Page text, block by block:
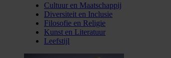
Cultuur en Maatschappij
Diversiteit en Inclusie
Filosofie en Religie
Kunst en Literatuur
Leefstijl